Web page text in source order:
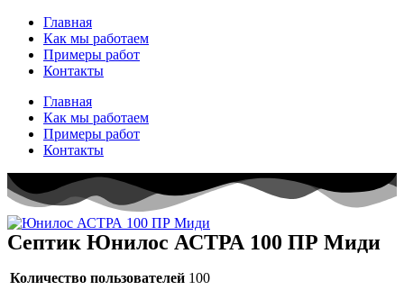
Перейти
содержимому
Главная
Как мы работаем
Примеры работ
Контакты
Главная
Как мы работаем
Примеры работ
Контакты
Септик Юнилос АСТРА 100 ПР Миди
Количество пользователей 100